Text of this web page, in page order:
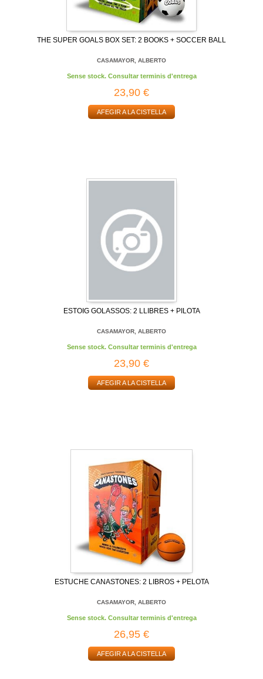
THE SUPER GOALS BOX SET: 2 BOOKS + SOCCER BALL
CASAMAYOR, ALBERTO
Sense stock. Consultar terminis d'entrega
23,90 €
AFEGIR A LA CISTELLA
ESTOIG GOLASSOS: 2 LLIBRES + PILOTA
CASAMAYOR, ALBERTO
Sense stock. Consultar terminis d'entrega
23,90 €
AFEGIR A LA CISTELLA
ESTUCHE CANASTONES: 2 LIBROS + PELOTA
CASAMAYOR, ALBERTO
Sense stock. Consultar terminis d'entrega
26,95 €
AFEGIR A LA CISTELLA